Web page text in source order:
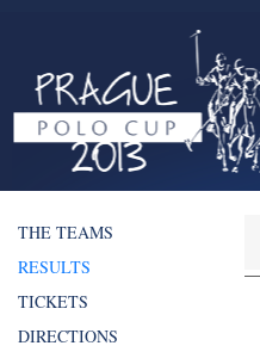
THE TEAMS
RESULTS
TICKETS
DIRECTIONS